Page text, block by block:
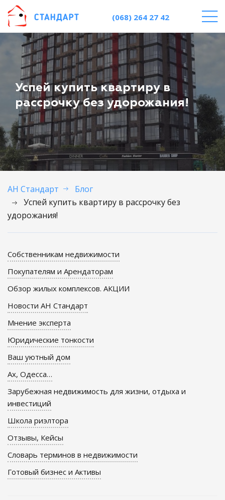
(068) 264 27 42
Успей купить квартиру в
рассрочку без удорожания!
АН Стандарт
Блог
Успей купить квартиру в рассрочку без
удорожания!
Собственникам недвижимости
Покупателям и Арендаторам
Обзор жилых комплексов. АКЦИИ
Новости АН Стандарт
Мнение эксперта
Юридические тонкости
Ваш уютный дом
Ах, Одесса…
Зарубежная недвижимость для жизни, отдыха и
инвестиций
Школа риэлтора
Отзывы, Кейсы
Словарь терминов в недвижимости
Готовый бизнес и Активы